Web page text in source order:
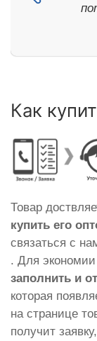
Как
Товар
купить его
связаться с
. Для
заполнить и
которая
на странице
получит